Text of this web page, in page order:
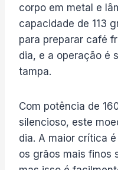
corpo em metal e
capacidade de 113
para preparar café
dia, e a operação é
tampa.
Com potência de
silencioso, este
dia. A maior crítica
os grãos mais finos